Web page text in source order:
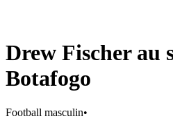
Drew Fischer au
Botafogo
Football masculin•